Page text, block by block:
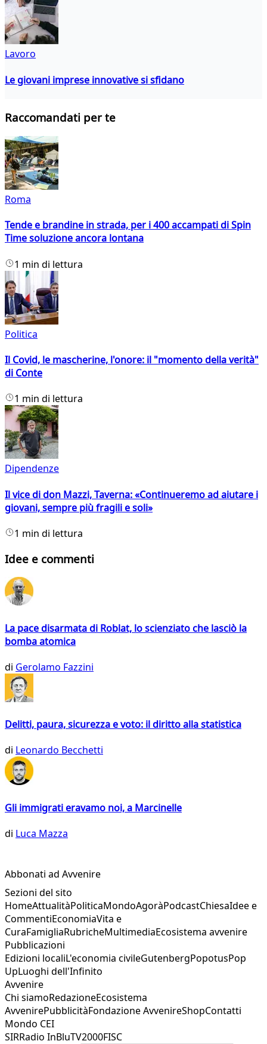
Lavoro
Le giovani imprese innovative si sfidano
Raccomandati per te
Roma
Tende e brandine in strada, per i 400 accampati di Spin
Time soluzione ancora lontana
1 min di lettura
Politica
Il Covid, le mascherine, l'onore: il "momento della verità"
di Conte
1 min di lettura
Dipendenze
Il vice di don Mazzi, Taverna: «Continueremo ad aiutare i
giovani, sempre più fragili e soli»
1 min di lettura
Idee e commenti
La pace disarmata di Roblat, lo scienziato che lasciò la
bomba atomica
di Gerolamo Fazzini
Delitti, paura, sicurezza e voto: il diritto alla statistica
di Leonardo Becchetti
Gli immigrati eravamo noi, a Marcinelle
di Luca Mazza
Abbonati ad Avvenire
Sezioni del sito
HomeAttualitàPoliticaMondoAgoràPodcastChiesaIdee e
CommentiEconomiaVita e
CuraFamigliaRubricheMultimediaEcosistema avvenire
Pubblicazioni
Edizioni localiL'economia civileGutenbergPopotusPop
UpLuoghi dell'Infinito
Avvenire
Chi siamoRedazioneEcosistema
AvvenirePubblicitàFondazione AvvenireShopContatti
Mondo CEI
SIRRadio InBluTV2000FISC